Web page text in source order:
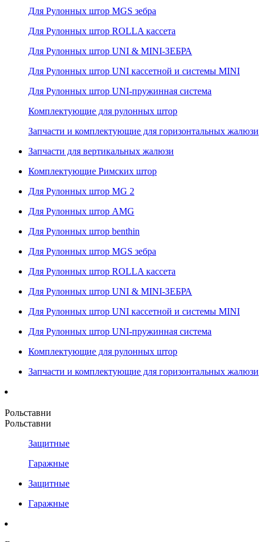
Для Рулонных штор MGS зебра
Для Рулонных штор ROLLA кассета
Для Рулонных штор UNI & MINI-ЗЕБРА
Для Рулонных штор UNI кассетной и системы MINI
Для Рулонных штор UNI-пружинная система
Комплектующие для рулонных штор
Запчасти и комплектующие для горизонтальных жалюзи
Запчасти для вертикальных жалюзи
Комплектующие Римских штор
Для Рулонных штор MG 2
Для Рулонных штор AMG
Для Рулонных штор benthin
Для Рулонных штор MGS зебра
Для Рулонных штор ROLLA кассета
Для Рулонных штор UNI & MINI-ЗЕБРА
Для Рулонных штор UNI кассетной и системы MINI
Для Рулонных штор UNI-пружинная система
Комплектующие для рулонных штор
Запчасти и комплектующие для горизонтальных жалюзи
Рольставни
Рольставни
Защитные
Гаражные
Защитные
Гаражные